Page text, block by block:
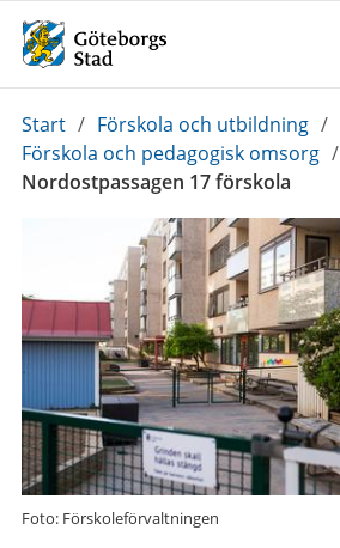
Du
är
här:
Start / Förskola och utbildning /
Förskola och pedagogisk omsorg /
Nordostpassagen 17 förskola
Foto: Förskoleförvaltningen